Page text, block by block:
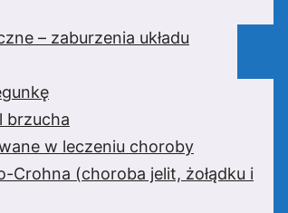
– zaburzenia układu
brzucha
w leczeniu choroby
Crohna (choroba jelit, żołądku i